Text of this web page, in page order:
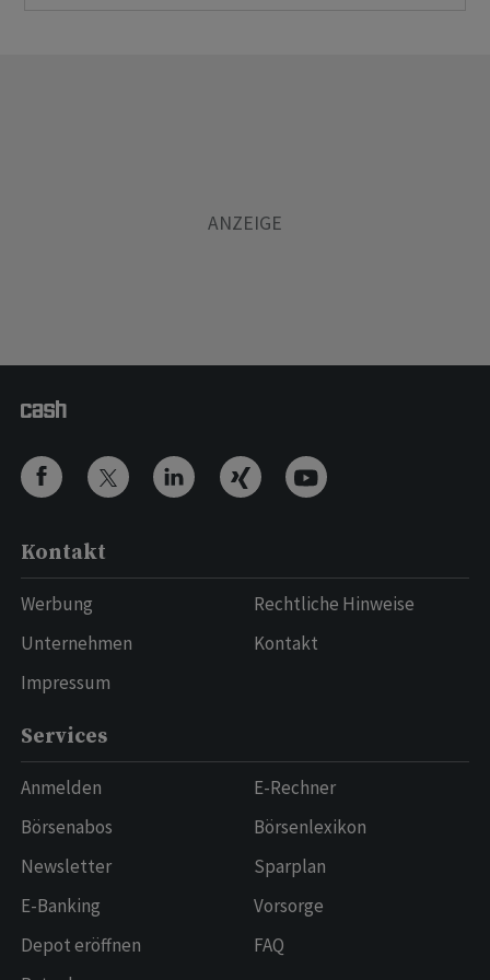
Kontakt
Werbung
Unternehmen
Impressum
Rechtliche Hinweise
Kontakt
Services
Anmelden
Börsenabos
Newsletter
E-Banking
Depot eröffnen
E-Rechner
Börsenlexikon
Sparplan
Vorsorge
FAQ